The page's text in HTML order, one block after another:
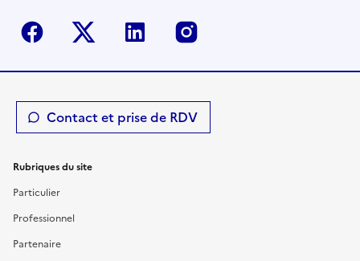
Facebook Twitter-X Linkedin
Contact et prise de RDV
Rubriques du site
Particulier
Professionnel
Partenaire